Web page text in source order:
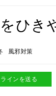
ひき
風邪対策
ラインを送る